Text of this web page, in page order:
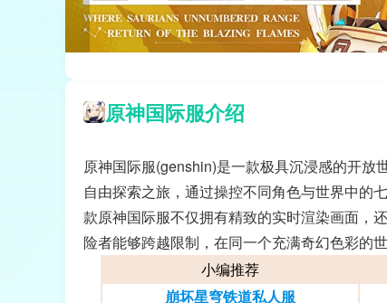
原神国际服介绍
原神国际服(genshin)是一款极具沉浸感的开放
自由探索之旅，通过操控不同角色与世界中的
款原神国际服不仅拥有精致的实时渲染画面，
险者能够跨越限制，在同一个充满奇幻色彩的
小编推荐
崩坏星穹铁道私人服